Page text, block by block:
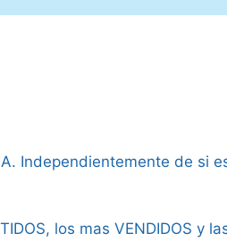
Independientemente de si
los mas VENDIDOS y